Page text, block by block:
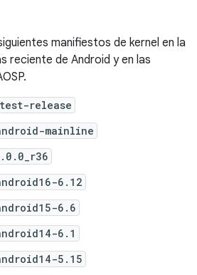
manifiestos de kernel en la
reciente de Android y en las
release
mainline
6.12
6.6
6.1
5.15